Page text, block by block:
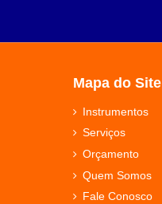
Mapa do Site
Instrumentos
Serviços
Orçamento
Quem Somos
Fale Conosco